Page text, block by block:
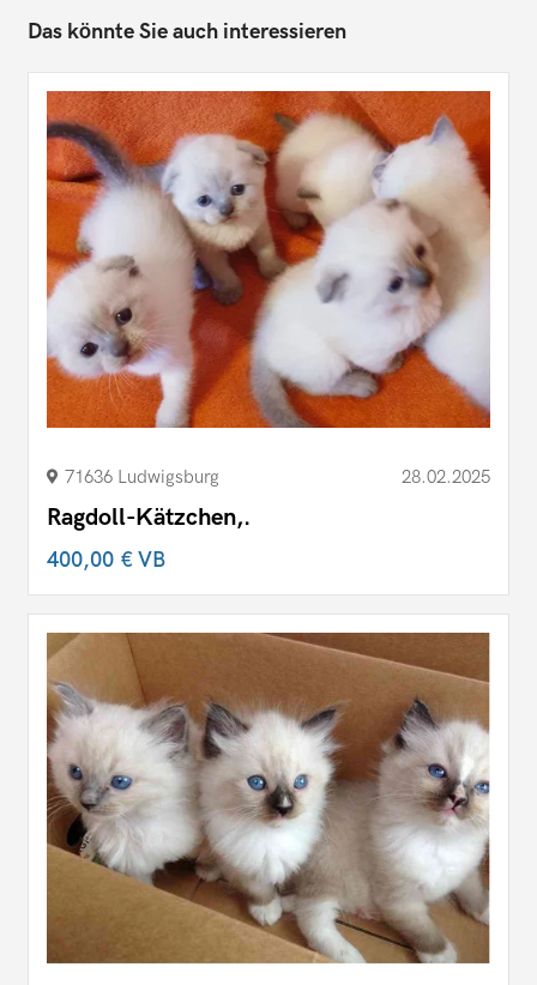
Das könnte Sie auch interessieren
71636 Ludwigsburg 28.02.2025
Ragdoll-Kätzchen,.
400,00 €VB